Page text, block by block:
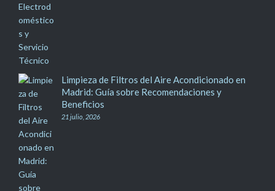
Limpieza de Filtros del Aire Acondicionado en
Madrid: Guía sobre Recomendaciones y
Beneficios
21 julio, 2026